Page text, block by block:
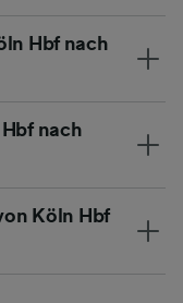
Hbf nach
nach
Köln Hbf